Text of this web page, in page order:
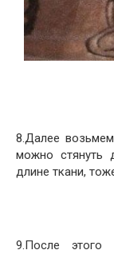
8.Далее
можно стянуть
длине ткани,
9.После этого